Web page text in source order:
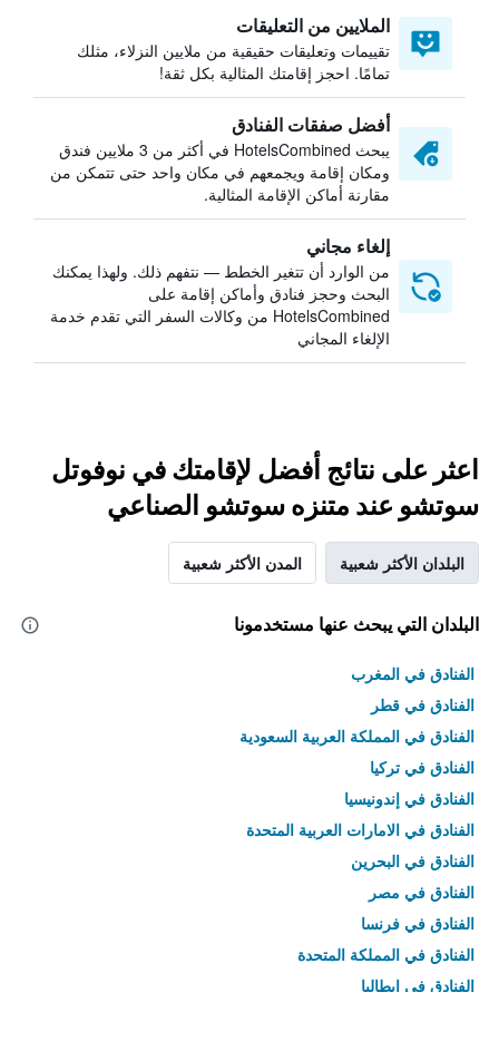
الملايين من التعليقات
تقييمات وتعليقات حقيقية من ملايين النزلاء، مثلك
تمامًا. احجز إقامتك المثالية بكل ثقة!
أفضل صفقات الفنادق
يبحث HotelsCombined في أكثر من 3 ملايين فندق
ومكان إقامة ويجمعهم في مكان واحد حتى تتمكن من
مقارنة أماكن الإقامة المثالية.
إلغاء مجاني
من الوارد أن تتغير الخطط — نتفهم ذلك. ولهذا يمكنك
البحث وحجز فنادق وأماكن إقامة على
HotelsCombined من وكالات السفر التي تقدم خدمة
الإلغاء المجاني
اعثر على نتائج أفضل لإقامتك في نوفوتل
سوتشو عند متنزه سوتشو الصناعي
البلدان الأكثر شعبية المدن الأكثر شعبية
البلدان التي يبحث عنها مستخدمونا
الفنادق في المغرب
الفنادق في قطر
الفنادق في المملكة العربية السعودية
الفنادق في تركيا
الفنادق في إندونيسيا
الفنادق في الامارات العربية المتحدة
الفنادق في البحرين
الفنادق في مصر
الفنادق في فرنسا
الفنادق في المملكة المتحدة
الفنادق في إيطاليا